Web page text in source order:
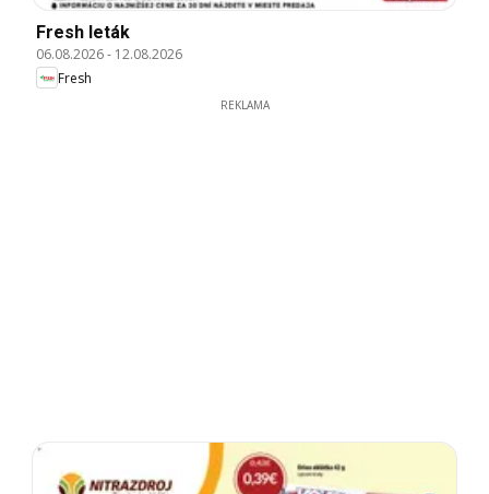
Fresh leták
06.08.2026- 12.08.2026
Fresh
REKLAMA